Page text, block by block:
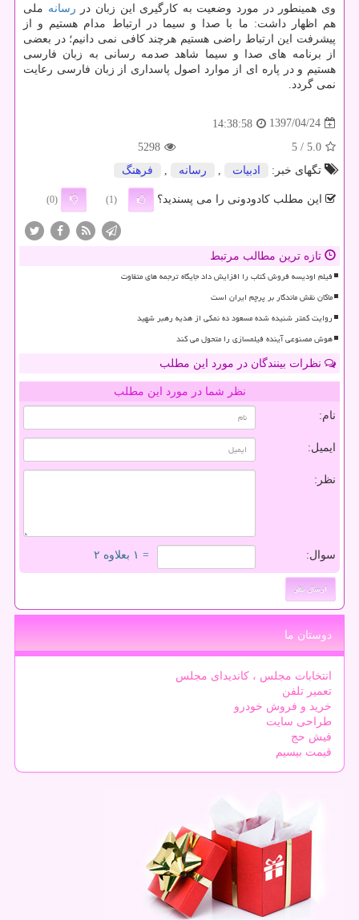
وی همینطور در مورد وضعیت به كارگیری این زبان در رسانه ملی
هم اظهار داشت: ما با صدا و سیما در ارتباط مدام هستیم و از
پیشرفت این ارتباط راضی هستیم هرچند كافی نمی دانیم؛ در بعضی
از برنامه های صدا و سیما شاهد صدمه رسانی به زبان فارسی
هستیم و در پاره ای از موارد اصول پاسداری از زبان فارسی رعایت
نمی گردد.
1397/04/24
14:38:58
5.0
/ 5
5298
تگهای خبر:
ادبیات رسانه فرهنگ
این مطلب کادودونی را می پسندید؟ (1)
(0)
تازه ترین مطالب مرتبط
فیلم اودیسه فروش کتاب را افزایش داد جایگاه ترجمه های متفاوت
ماکان نقش ماندگار بر پرچم ایران است
روایت کمتر شنیده شده مسعود ده نمکی از هدیه رهبر شهید
هوش مصنوعی آینده فیلمسازی را متحول می کند
نظرات بینندگان در مورد این مطلب
نظر شما در مورد این مطلب
نام:
ایمیل:
نظر:
سوال: = ۱ بعلاوه ۲
دوستان ما
انتخابات مجلس ، کاندیدای مجلس
تعمیر تلفن
خرید و فروش خودرو
طراحی سایت
فیش حج
قیمت بیسیم